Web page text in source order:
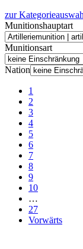
zur
Munitionshauptart
Munitionsart
Nation
1
2
3
4
5
6
7
8
9
10
…
27
Vorwärts